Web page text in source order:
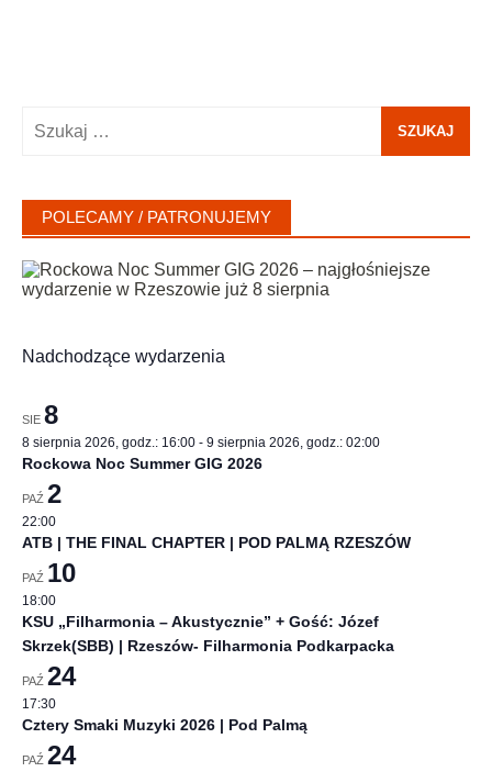
POLECAMY / PATRONUJEMY
Nadchodzące wydarzenia
SIE 8
8 sierpnia 2026, godz.: 16:00 - 9 sierpnia 2026, godz.: 02:00
Rockowa Noc Summer GIG 2026
PAŹ 2
22:00
ATB | THE FINAL CHAPTER | POD PALMĄ RZESZÓW
PAŹ 10
18:00
KSU „Filharmonia – Akustycznie” + Gość: Józef
Skrzek(SBB) | Rzeszów- Filharmonia Podkarpacka
PAŹ 24
17:30
Cztery Smaki Muzyki 2026 | Pod Palmą
PAŹ 24